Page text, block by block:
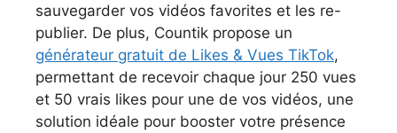
sauvegarder vos vidéos favorites et les re-
publier. De plus, Countik propose un
générateur gratuit de Likes & Vues TikTok,
permettant de recevoir chaque jour 250 vues
et 50 vrais likes pour une de vos vidéos, une
solution idéale pour booster votre présence